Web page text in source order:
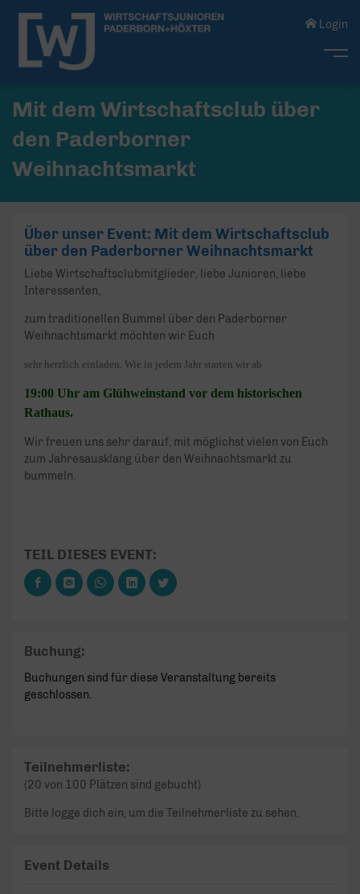
Login
Mit dem Wirtschaftsclub über
den Paderborner
Weihnachtsmarkt
Über unser Event: Mit dem Wirtschaftsclub
über den Paderborner Weihnachtsmarkt
Liebe Wirtschaftsclubmitglieder, liebe Junioren, liebe
Interessenten,
zum traditionellen Bummel über den Paderborner
Weihnachtsmarkt möchten wir Euch
sehr herzlich einladen. Wie in jedem Jahr starten wir ab
19:00 Uhr am Glühweinstand vor dem historischen
Rathaus.
Wir freuen uns sehr darauf, mit möglichst vielen von Euch
zum Jahresausklang über den Weihnachtsmarkt zu
bummeln.
TEIL DIESES EVENT:
Buchung:
Buchungen sind für diese Veranstaltung bereits
geschlossen.
Teilnehmerliste:
(20 von 100 Plätzen sind gebucht)
Bitte logge dich ein, um die Teilnehmerliste zu sehen.
Event Details